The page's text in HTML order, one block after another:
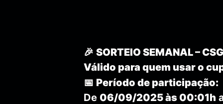
🎉 SORTEIO SEMANAL –
Válido para quem usar o
📅 Período de participação:
De 06/09/2025 às 00:01h